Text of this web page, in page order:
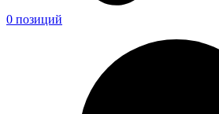
0 позиций